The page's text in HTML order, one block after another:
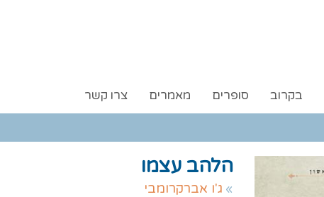
בקרוב סופרים מאמרים צרו קשר
הלהב עצמו
ג'ו אברקרומבי